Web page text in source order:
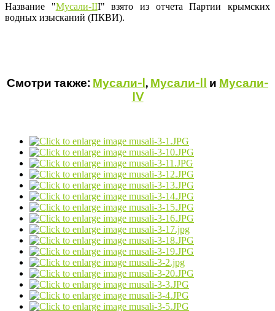
Название "Мусали-III" взято из отчета Партии крымских
водных изысканий (ПКВИ).
Смотри также: Мусали-I, Мусали-II и Мусали-
IV